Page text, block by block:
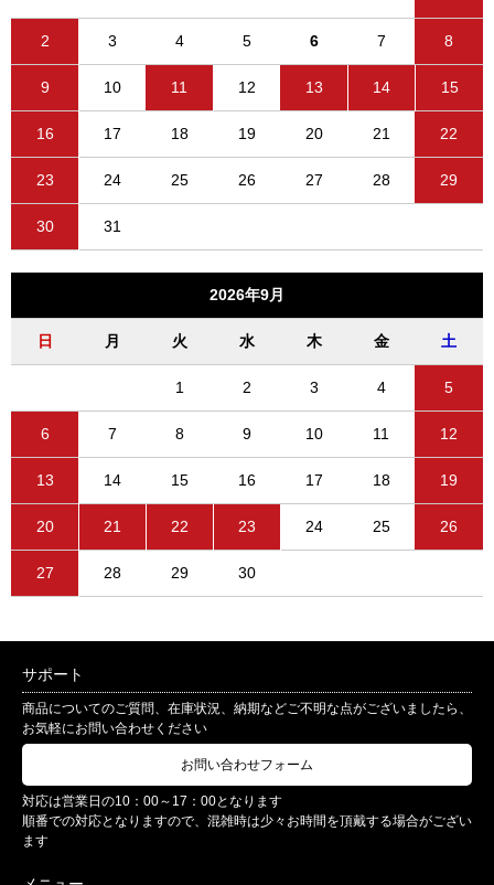
2 3 4 5 6 7 8
9 10 11 12 13 14 15
16 17 18 19 20 21 22
23 24 25 26 27 28 29
30 31
2026年9月
日 月 火 水 木 金 土
1 2 3 4 5
6 7 8 9 10 11 12
13 14 15 16 17 18 19
20 21 22 23 24 25 26
27 28 29 30
サポート
商品についてのご質問、在庫状況、納期などご不明な点がございましたら、
お気軽にお問い合わせください
お問い合わせフォーム
対応は営業日の10：00～17：00となります
順番での対応となりますので、混雑時は少々お時間を頂戴する場合がござい
ます